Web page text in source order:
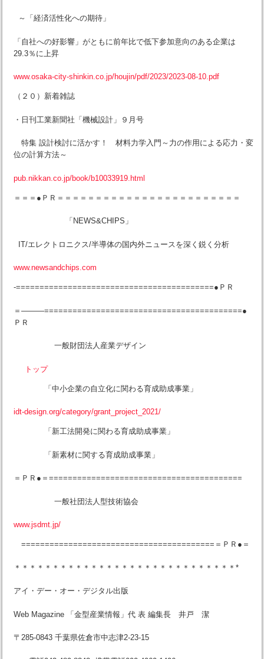
～「経済活性化への期待」
「自社への好影響」がともに前年比で低下参加意向のある企業は
29.3％に上昇
www.osaka-city-shinkin.co.jp/houjin/pdf/2023/2023-08-10.pdf
（２０）新着雑誌
・日刊工業新聞社「機械設計」９月号
特集 設計検討に活かす！ 材料力学入門～力の作用による応力・変
位の計算方法～
pub.nikkan.co.jp/book/b10033919.html
＝＝＝●ＰＲ＝＝＝＝＝＝＝＝＝＝＝＝＝＝＝＝＝＝＝＝＝＝＝＝
「NEWS&CHIPS」
IT/エレクトロニクス/半導体の国内外ニュースを深く鋭く分析
www.newsandchips.com
-==========================================●ＰＲ
＝———==========================================●
ＰＲ
一般財団法人産業デザイン
トップ
「中小企業の自立化に関わる育成助成事業」
idt-design.org/category/grant_project_2021/
「新工法開発に関わる育成助成事業」
「新素材に関する育成助成事業」
＝ＰＲ●＝=========================================
一般社団法人型技術協会
www.jsdmt.jp/
=========================================＝ＰＲ●＝
＊＊＊＊＊＊＊＊＊＊＊＊＊＊＊＊＊＊＊＊＊＊＊＊＊＊＊＊＊*
アイ・デー・オー・デジタル出版
Web Magazine 「金型産業情報」代 表 編集長 井戸 潔
〒285-0843 千葉県佐倉市中志津2-23-15